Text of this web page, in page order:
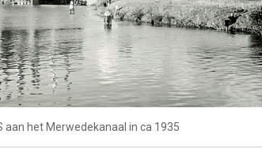
aan het Merwedekanaal in ca 1935